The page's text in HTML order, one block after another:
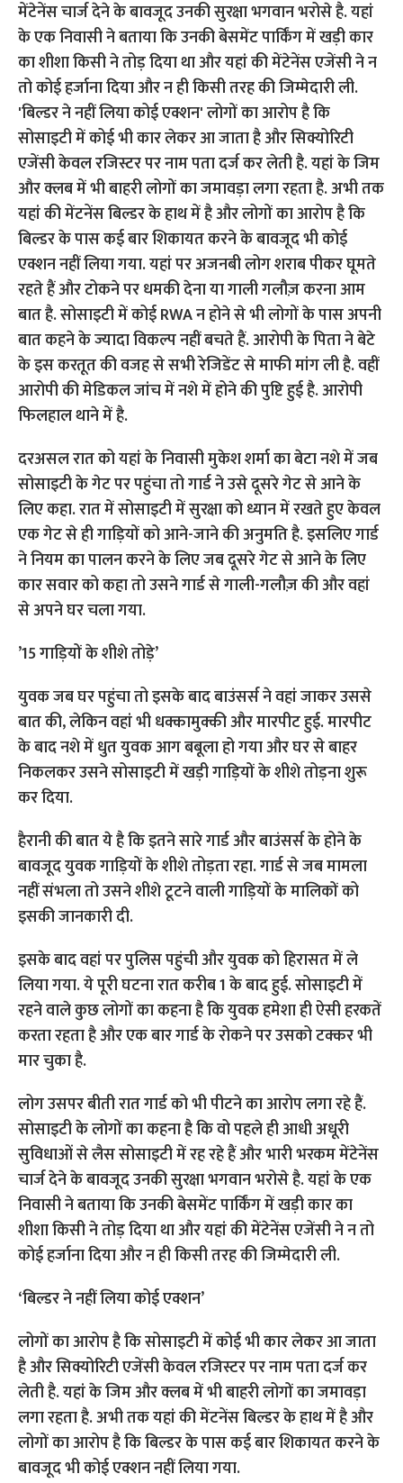
दरअसल रात को यहां के निवासी मुकेश शर्मा का बेटा नशे में जब
सोसाइटी के गेट पर पहुंचा तो गार्ड ने उसे दूसरे गेट से आने के
लिए कहा. रात में सोसाइटी में सुरक्षा को ध्यान में रखते हुए केवल
एक गेट से ही गाड़ियों को आने-जाने की अनुमति है. इसलिए गार्ड
ने नियम का पालन करने के लिए जब दूसरे गेट से आने के लिए
कार सवार को कहा तो उसने गार्ड से गाली-गलौज़ की और वहां
से अपने घर चला गया.
’15 गाड़ियों के शीशे तोड़े’
युवक जब घर पहुंचा तो इसके बाद बाउंसर्स ने वहां जाकर उससे
बात की, लेकिन वहां भी धक्कामुक्की और मारपीट हुई. मारपीट
के बाद नशे में धुत युवक आग बबूला हो गया और घर से बाहर
निकलकर उसने सोसाइटी में खड़ी गाड़ियों के शीशे तोड़ना शुरू
कर दिया.
हैरानी की बात ये है कि इतने सारे गार्ड और बाउंसर्स के होने के
बावजूद युवक गाड़ियों के शीशे तोड़ता रहा. गार्ड से जब मामला
नहीं संभला तो उसने शीशे टूटने वाली गाड़ियों के मालिकों को
इसकी जानकारी दी.
इसके बाद वहां पर पुलिस पहुंची और युवक को हिरासत में ले
लिया गया. ये पूरी घटना रात करीब 1 के बाद हुई. सोसाइटी में
रहने वाले कुछ लोगों का कहना है कि युवक हमेशा ही ऐसी हरकतें
करता रहता है और एक बार गार्ड के रोकने पर उसको टक्कर भी
मार चुका है.
लोग उसपर बीती रात गार्ड को भी पीटने का आरोप लगा रहे हैं.
सोसाइटी के लोगों का कहना है कि वो पहले ही आधी अधूरी
सुविधाओं से लैस सोसाइटी में रह रहे हैं और भारी भरकम मेंटेनेंस
चार्ज देने के बावजूद उनकी सुरक्षा भगवान भरोसे है. यहां के एक
निवासी ने बताया कि उनकी बेसमेंट पार्किंग में खड़ी कार का
शीशा किसी ने तोड़ दिया था और यहां की मेंटेनेंस एजेंसी ने न तो
कोई हर्जाना दिया और न ही किसी तरह की जिम्मेदारी ली.
‘बिल्डर ने नहीं लिया कोई एक्शन’
लोगों का आरोप है कि सोसाइटी में कोई भी कार लेकर आ जाता
है और सिक्योरिटी एजेंसी केवल रजिस्टर पर नाम पता दर्ज कर
लेती है. यहां के जिम और क्लब में भी बाहरी लोगों का जमावड़ा
लगा रहता है. अभी तक यहां की मेंटनेंस बिल्डर के हाथ में है और
लोगों का आरोप है कि बिल्डर के पास कई बार शिकायत करने के
बावजूद भी कोई एक्शन नहीं लिया गया.